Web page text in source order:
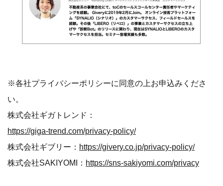
※各社プライバシーポリシーに同意の上お申込みくださ
い。
株式会社ギガトレンド：
https://giga-trend.com/privacy-policy/
株式会社ギブリー： https://givery.co.jp/privacy-policy/
株式会社SAKIYOMI： https://sns-sakiyomi.com/privacy